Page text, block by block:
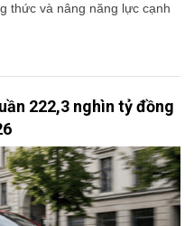
thức và nâng năng lực cạnh
222,3 nghìn tỷ đồng